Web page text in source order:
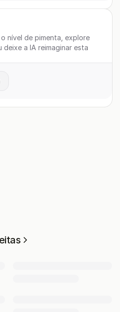
nível de pimenta, explore
a IA reimaginar esta